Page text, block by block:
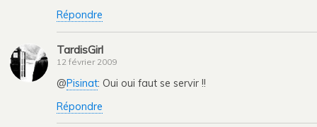
Répondre
TardisGirl
12 février 2009
@Pisinat: Oui oui faut se servir !!
Répondre